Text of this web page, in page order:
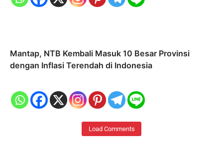
Mantap, NTB Kembali Masuk 10 Besar Provinsi
dengan Inflasi Terendah di Indonesia
Load Comments